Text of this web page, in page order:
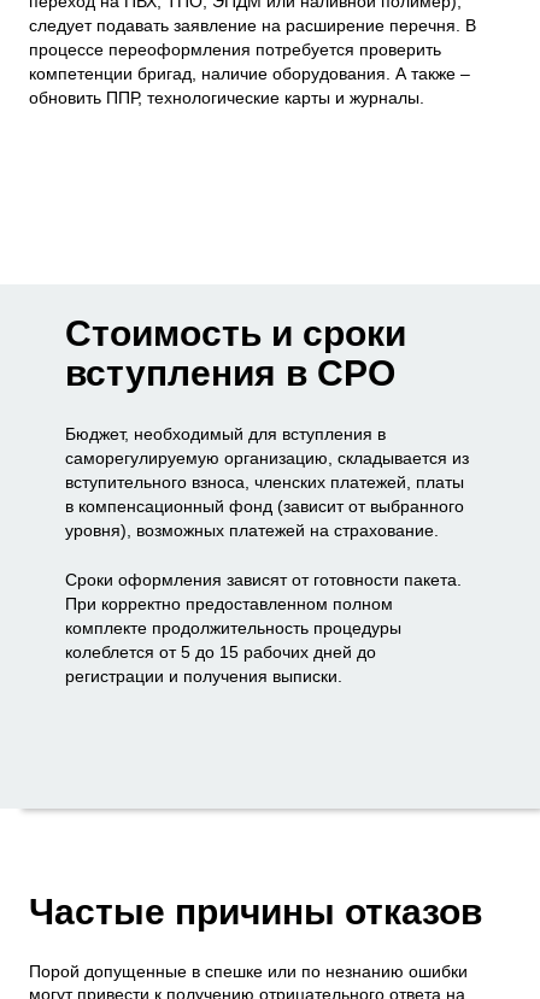
следует подавать заявление на расширение перечня. В
процессе переоформления потребуется проверить
компетенции бригад, наличие оборудования. А также –
обновить ППР, технологические карты и журналы.
Стоимость и сроки
вступления в СРО
Бюджет, необходимый для вступления в
саморегулируемую организацию, складывается из
вступительного взноса, членских платежей, платы
в компенсационный фонд (зависит от выбранного
уровня), возможных платежей на страхование.
Сроки оформления зависят от готовности пакета.
При корректно предоставленном полном
комплекте продолжительность процедуры
колеблется от 5 до 15 рабочих дней до
регистрации и получения выписки.
Частые причины отказов
Порой допущенные в спешке или по незнанию ошибки
могут привести к получению отрицательного ответа на